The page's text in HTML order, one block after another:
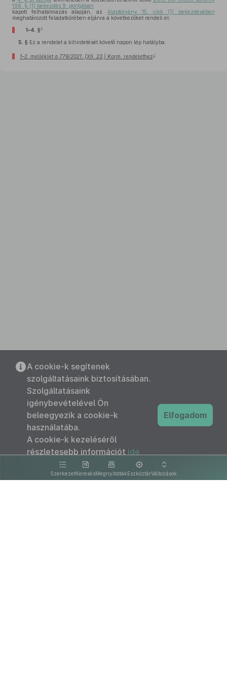
198. § (1) bekezdés 9. pontjában
kapott felhatalmazás alapján, az
Alaptörvény 15. cikk (1) bekezdésében
meghatározott feladatkörében eljárva a következőket rendeli el:
1–4. §2
5. § Ez a rendelet a kihirdetését követő napon lép hatályba.
1–2. melléklet a 779/2021. (XII. 23.) Korm. rendelethez3
SzerkezetKeresésMegnyitottakEszköztárVáltozások
A cookie-k segítenek
szolgáltatásaink biztosításában.
Szolgáltatásaink
igénybevételével Ön
beleegyezik a cookie-k
használatába.
A cookie-k kezeléséről
részletesebb információt ide
kattintva olvashat.
Elfogadom